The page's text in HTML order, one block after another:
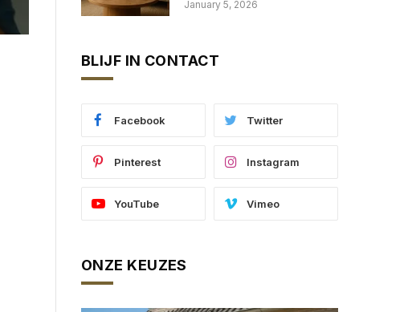
January 5, 2026
BLIJF IN CONTACT
Facebook Twitter
Pinterest Instagram
YouTube Vimeo
ONZE KEUZES